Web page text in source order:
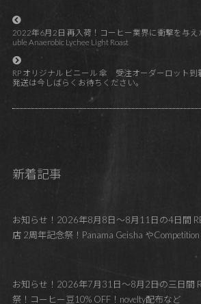
2022年6月2日 再入荷！コーヒー業界に衝撃を与え
uble Anaerobic Lychee Light Roast
RP オリジナル ビニール 傘 受注オーダーロット到
発送は今しばらくお待ちください。
新着記事
お知らせ！2026年8月8日～8月11日の4日間
店 2周年記念祭！Panama Geisha やCompetition
お知らせ！2026年7月31日～8月2日の三日間
祭！コーヒー豆10% OFF！novelty配布など